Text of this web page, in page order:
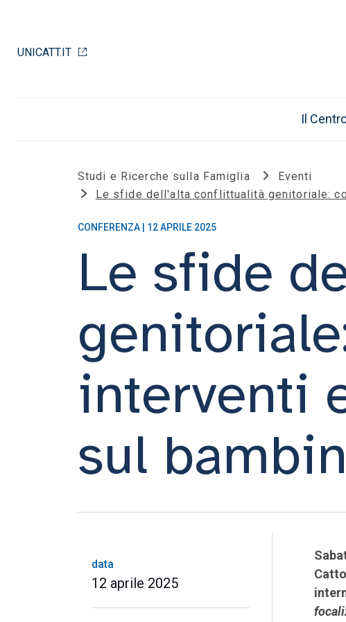
UNICATT.IT
Il
Studi e Ricerche sulla Famiglia
Eventi
Le sfide dell'alta conflittualità genitoriale:
CONFERENZA | 12 APRILE 2025
Le sfide
interventi
sul
data
12 aprile 2025